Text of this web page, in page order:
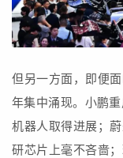
但另一方面，即便
年集中涌现。小鹏
机器人取得进展；
研芯片上毫不吝啬